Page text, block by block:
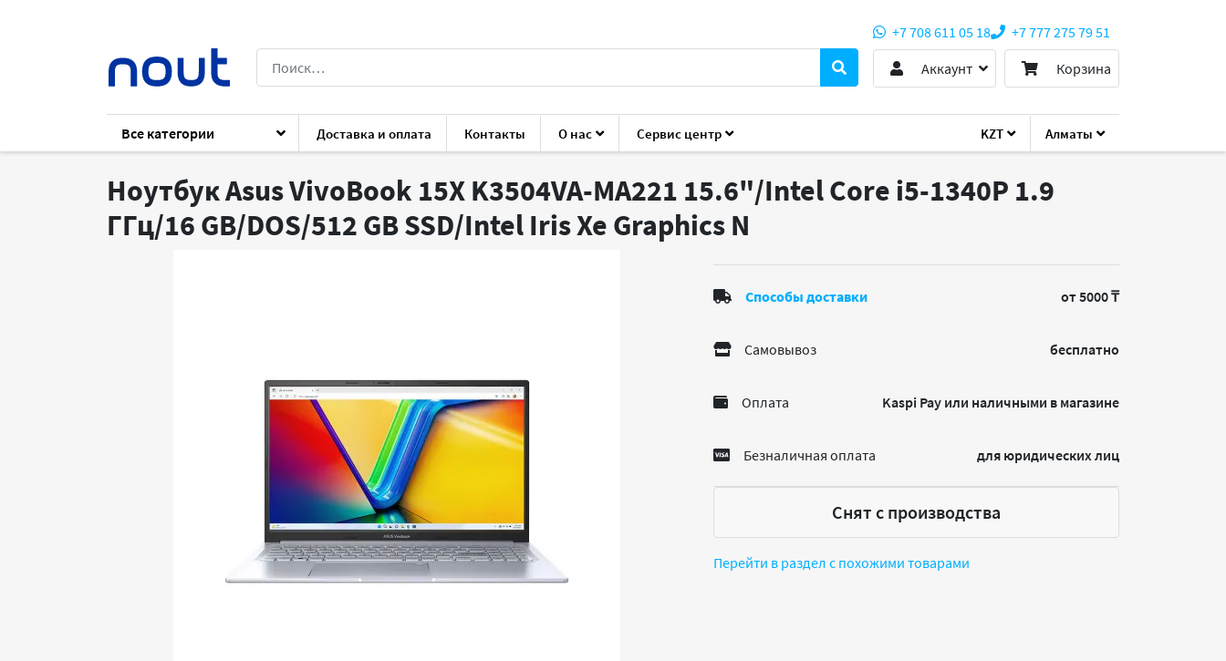
KZT Алматы
+7 708 611 05 18
+7 777 275 79 51
Аккаунт
Корзина
Все категории Доставка и оплата Контакты О нас Сервис центр
Каталог Ноутбуки Asus VivoBook 15X K3504VA-MA221
Ноутбук Asus VivoBook 15X K3504VA-MA221 15.6"/Intel Core i5-1340P 1.9
ГГц/16 GB/DOS/512 GB SSD/Intel Iris Xe Graphics N
Способы доставки от 5000 ₸
Самовывоз бесплатно
Оплата Kaspi Pay или наличными в магазине
Безналичная оплата для юридических лиц
Снят с производства
Перейти в раздел с похожими товарами